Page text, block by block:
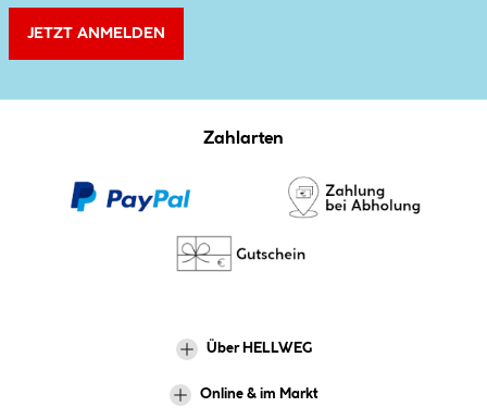
JETZT ANMELDEN
Zahlarten
Über HELLWEG
Online & im Markt